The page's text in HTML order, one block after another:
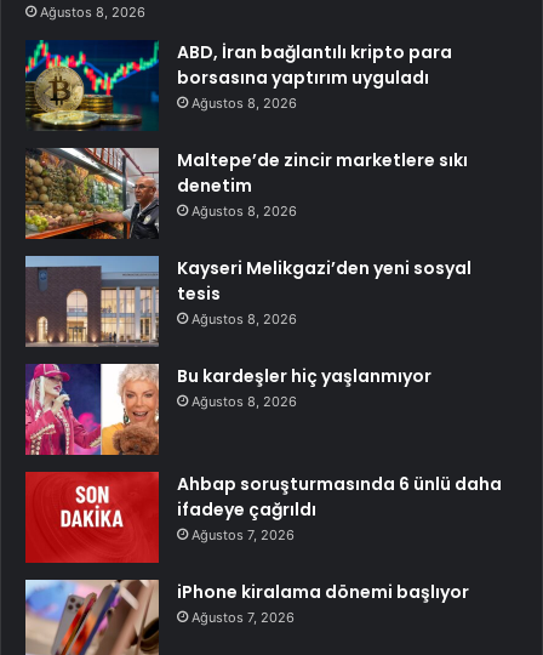
Ağustos 8, 2026
ABD, İran bağlantılı kripto para
borsasına yaptırım uyguladı
Ağustos 8, 2026
Maltepe’de zincir marketlere sıkı
denetim
Ağustos 8, 2026
Kayseri Melikgazi’den yeni sosyal
tesis
Ağustos 8, 2026
Bu kardeşler hiç yaşlanmıyor
Ağustos 8, 2026
Ahbap soruşturmasında 6 ünlü daha
ifadeye çağrıldı
Ağustos 7, 2026
iPhone kiralama dönemi başlıyor
Ağustos 7, 2026